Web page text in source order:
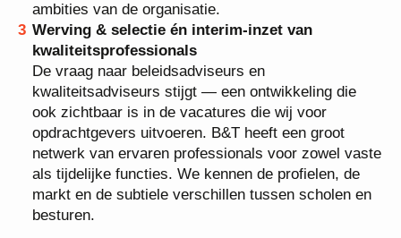
ambities van de organisatie.
Werving & selectie én interim‑inzet van
kwaliteitsprofessionals
De vraag naar beleidsadviseurs en
kwaliteitsadviseurs stijgt — een ontwikkeling die
ook zichtbaar is in de vacatures die wij voor
opdrachtgevers uitvoeren. B&T heeft een groot
netwerk van ervaren professionals voor zowel vaste
als tijdelijke functies. We kennen de profielen, de
markt en de subtiele verschillen tussen scholen en
besturen.